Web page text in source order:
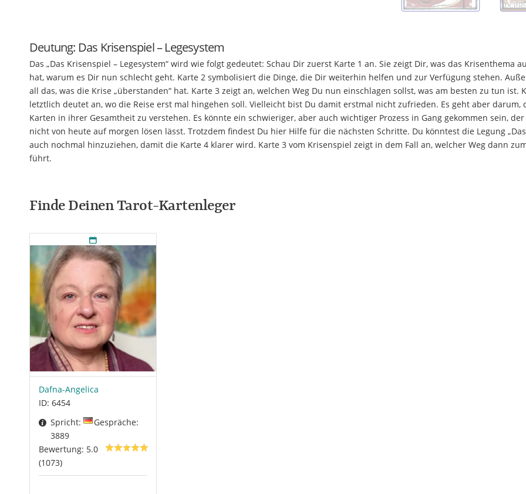
Deutung: Das Krisenspiel – Legesystem
Das „Das Krisenspiel – Legesystem“ wird wie folgt gedeutet: Schau Dir zuerst Karte 1 an. Sie zeigt Dir, was das Krisenthema
hat, warum es Dir nun schlecht geht. Karte 2 symbolisiert die Dinge, die Dir weiterhin helfen und zur Verfügung stehen.
all das, was die Krise „überstanden“ hat. Karte 3 zeigt an, welchen Weg Du nun einschlagen sollst, was am besten zu tun ist.
letztlich deutet an, wo die Reise erst mal hingehen soll. Vielleicht bist Du damit erstmal nicht zufrieden. Es geht aber darum,
Karten in ihrer Gesamtheit zu verstehen. Es könnte ein schwieriger, aber auch wichtiger Prozess in Gang gekommen sein,
nicht von heute auf morgen lösen lässt. Trotzdem findest Du hier Hilfe für die nächsten Schritte. Du könntest die Legung
auch nochmal hinzuziehen, damit die Karte 4 klarer wird. Karte 3 vom Krisenspiel zeigt in dem Fall an, welcher Weg dann
führt.
Finde Deinen Tarot-Kartenleger
Dafna-Angelica
ID: 6454
Spricht:
Gespräche:
3889
Bewertung: 5.0
(1073)